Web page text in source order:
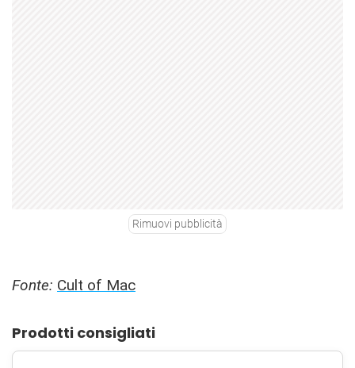
Rimuovi pubblicità
Fonte: Cult of Mac
Prodotti consigliati